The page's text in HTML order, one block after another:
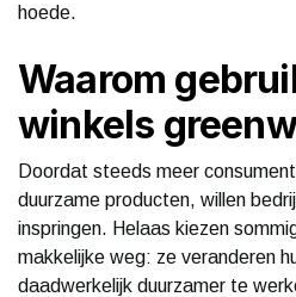
hoede.
Waarom
winkels
Doordat steeds meer
duurzame producten, willen
inspringen. Helaas kiezen
makkelijke weg: ze veranderen
daadwerkelijk duurzamer te